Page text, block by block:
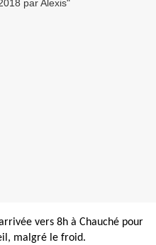
vers 8h à Chauché pour
malgré le froid.